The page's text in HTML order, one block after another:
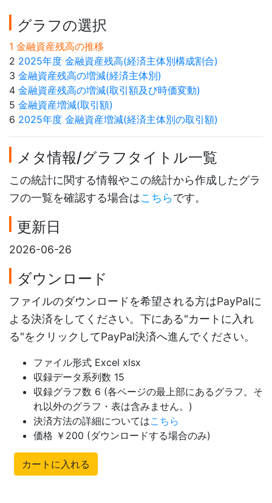
グラフの選択
1 金融資産残高の推移
2 2025年度 金融資産残高(経済主体別構成割合)
3 金融資産残高の増減(経済主体別)
4 金融資産残高の増減(取引額及び時価変動)
5 金融資産増減(取引額)
6 2025年度 金融資産増減(経済主体別の取引額)
メタ情報/グラフタイトル一覧
この統計に関する情報やこの統計から作成したグラ
フの一覧を確認する場合はこちらです。
更新日
2026-06-26
ダウンロード
ファイルのダウンロードを希望される方はPayPalに
よる決済をしてください。下にある"カートに入れ
る"をクリックしてPayPal決済へ進んでください。
ファイル形式 Excel xlsx
収録データ系列数 15
収録グラフ数 6 (各ページの最上部にあるグラフ。そ
れ以外のグラフ・表は含みません。)
決済方法の詳細についてはこちら
価格 ￥200 (ダウンロードする場合のみ)
カートに入れる